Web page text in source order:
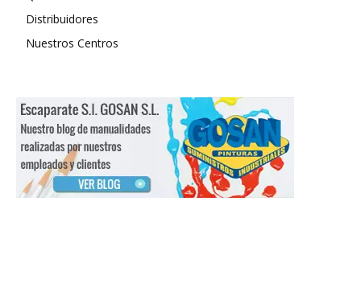
Distribuidores
Nuestros Centros